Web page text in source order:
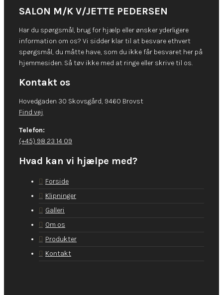
SALON M/K V/JETTE PEDERSEN
Har du spørgsmål, brug for hjælp eller ønsker yderligere
information om os? Vi sidder klar til at besvare ethvert
spørgsmål, du måtte have, som du ikke får besvaret her på
hjemmesiden. Så tøv ikke med at ringe eller skrive til os.
Kontakt os
Hovedgaden 30 Skovsgård, 9460 Brovst
Find vej
Telefon:
(+45) 98 23 14 09
Hvad kan vi hjælpe med?
Forside
Klipninger
Galleri
Om os
Produkter
Kontakt